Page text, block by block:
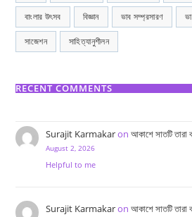
বাংলার উৎসব বিজ্ঞান ভাব সম্প্রসারণ
সাজেশন সাহিত্যানুশীলন
RECENT COMMENTS
Surajit Karmakaron আকাশে সাতটি তারা
August 2, 2026
Helpful to me
Surajit Karmakaron আকাশে সাতটি তারা